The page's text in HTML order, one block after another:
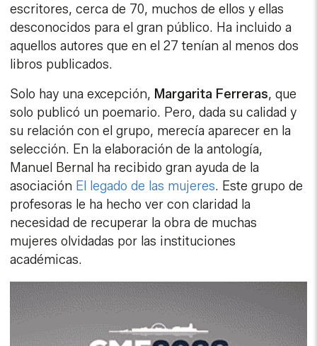
escritores, cerca de 70, muchos de ellos y ellas
desconocidos para el gran público. Ha incluido a
aquellos autores que en el 27 tenían al menos dos
libros publicados.
Solo hay una excepción, Margarita Ferreras, que
solo publicó un poemario. Pero, dada su calidad y
su relación con el grupo, merecía aparecer en la
selección. En la elaboración de la antología,
Manuel Bernal ha recibido gran ayuda de la
asociación El legado de las mujeres. Este grupo de
profesoras le ha hecho ver con claridad la
necesidad de recuperar la obra de muchas
mujeres olvidadas por las instituciones
académicas.